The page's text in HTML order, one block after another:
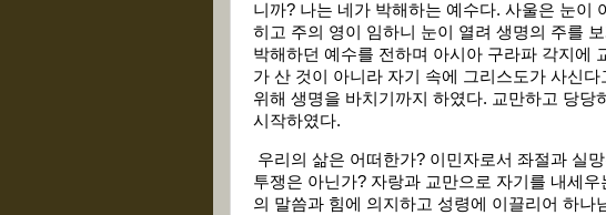
니까? 나는 네가 박해하는 예수다. 사울은 눈이
히고 주의 영이 임하니 눈이 열려 생명의 주를
박해하던 예수를 전하며 아시아 구라파 각지에
가 산 것이 아니라 자기 속에 그리스도가 사신
위해 생명을 바치기까지 하였다. 교만하고 당당
시작하였다.
우리의 삶은 어떠한가? 이민자로서 좌절과 실
투쟁은 아닌가? 자랑과 교만으로 자기를 내세
의 말씀과 힘에 의지하고 성령에 이끌리어 하나